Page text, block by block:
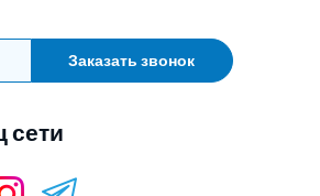
Заказать звонок
сети